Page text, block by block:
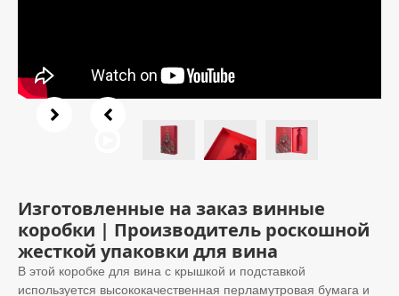
Изготовленные на заказ винные
коробки | Производитель роскошной
жесткой упаковки для вина
В этой коробке для вина с крышкой и подставкой
используется высококачественная перламутровая бумага и